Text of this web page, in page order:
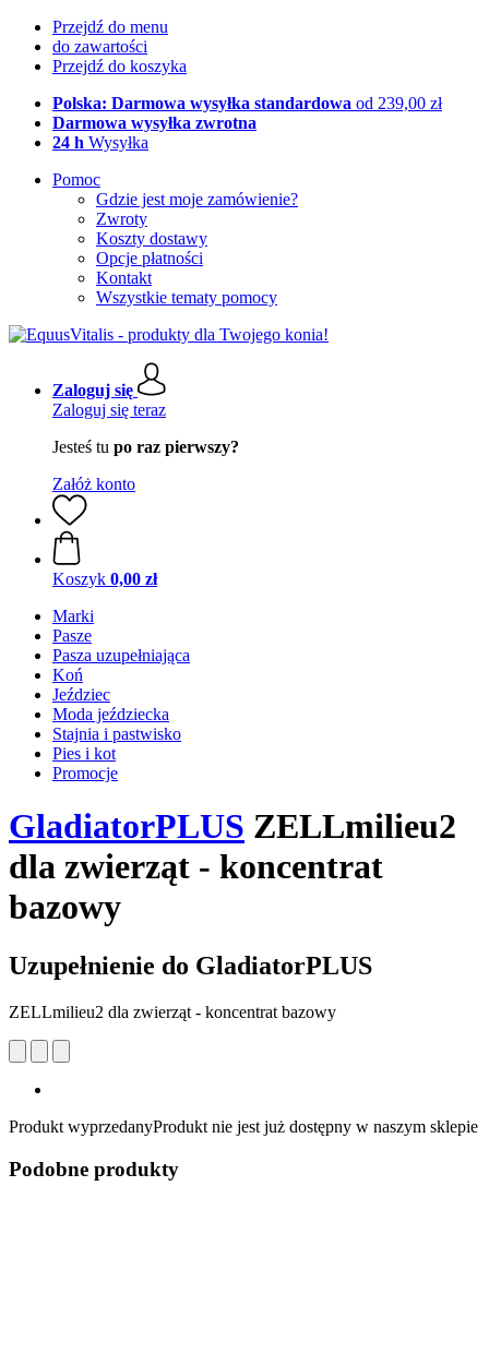
Przejdź do menu
do zawartości
Przejdź do koszyka
Polska: Darmowa wysyłka standardowa od 239,00 zł
Darmowa wysyłka zwrotna
24 h Wysyłka
Pomoc
Gdzie jest moje zamówienie?
Zwroty
Koszty dostawy
Opcje płatności
Kontakt
Wszystkie tematy pomocy
Zaloguj się
Zaloguj się teraz
Jesteś tu po raz pierwszy?
Załóż konto
Koszyk 0,00 zł
Marki
Pasze
Pasza uzupełniająca
Koń
Jeździec
Moda jeździecka
Stajnia i pastwisko
Pies i kot
Promocje
GladiatorPLUS ZELLmilieu2
dla zwierząt - koncentrat
bazowy
Uzupełnienie do GladiatorPLUS
ZELLmilieu2 dla zwierząt - koncentrat bazowy
Produkt wyprzedanyProdukt nie jest już dostępny w naszym sklepie
Podobne produkty